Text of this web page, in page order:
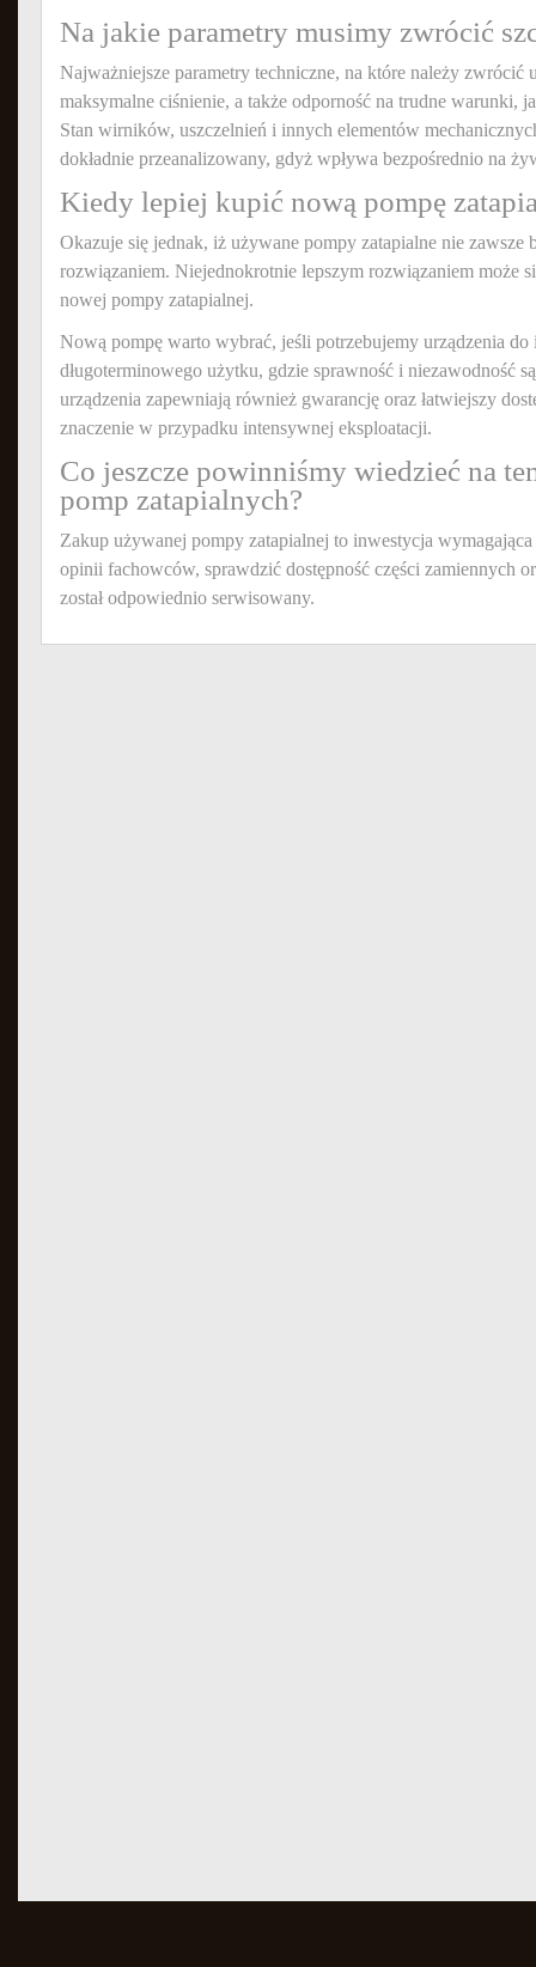
Na jakie parametry musimy zwrócić
Najważniejsze parametry techniczne, na które należy zwrócić
maksymalne ciśnienie, a także odporność na trudne warunki,
Stan wirników, uszczelnień i innych elementów
dokładnie przeanalizowany, gdyż wpływa bezpośrednio na
Kiedy lepiej kupić nową pompę
Okazuje się jednak, iż używane pompy zatapialne nie zawsze
rozwiązaniem. Niejednokrotnie lepszym rozwiązaniem może
nowej pompy zatapialnej.
Nową pompę warto wybrać, jeśli potrzebujemy urządzenia do
długoterminowego użytku, gdzie sprawność i niezawodność
urządzenia zapewniają również gwarancję oraz łatwiejszy
znaczenie w przypadku intensywnej eksploatacji.
Co jeszcze powinniśmy wiedzieć na
pomp zatapialnych?
Zakup używanej pompy zatapialnej to inwestycja
opinii fachowców, sprawdzić dostępność części zamiennych
został odpowiednio serwisowany.